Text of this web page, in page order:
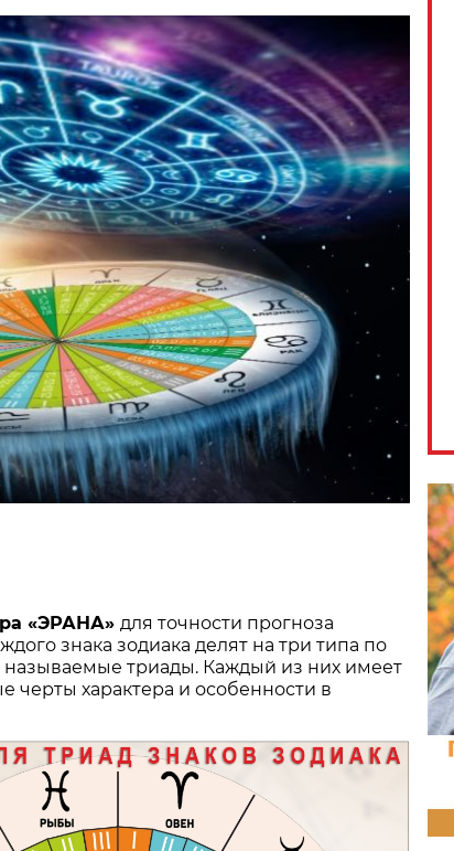
«ЭРАНА» для точности прогноза
знака зодиака делят на три типа по
называемые триады. Каждый из них имеет
черты характера и особенности в